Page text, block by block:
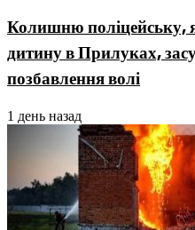
Колишню поліцейську,
дитину в Прилуках,
позбавлення волі
1 день назад